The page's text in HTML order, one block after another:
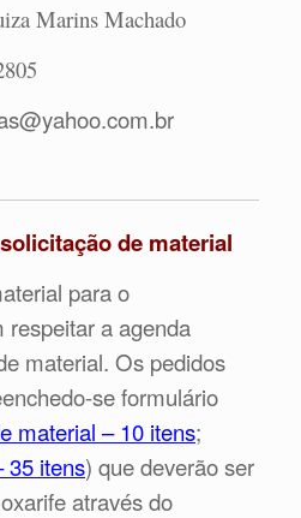
Marins Machado
de material
para o
respeitar a agenda
material. Os pedidos
se formulário
material – 10 itens;
35 itens) que deverão ser
através do